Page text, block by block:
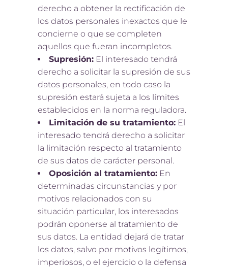
derecho a obtener la rectificación de
los datos personales inexactos que le
concierne o que se completen
aquellos que fueran incompletos.
Supresión: El interesado tendrá
derecho a solicitar la supresión de sus
datos personales, en todo caso la
supresión estará sujeta a los límites
establecidos en la norma reguladora.
Limitación de su tratamiento: El
interesado tendrá derecho a solicitar
la limitación respecto al tratamiento
de sus datos de carácter personal.
Oposición al tratamiento: En
determinadas circunstancias y por
motivos relacionados con su
situación particular, los interesados
podrán oponerse al tratamiento de
sus datos. La entidad dejará de tratar
los datos, salvo por motivos legítimos,
imperiosos, o el ejercicio o la defensa